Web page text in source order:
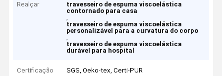
Realçar
travesseiro de espuma viscoelástica
contornado para casa
,
travesseiro de espuma viscoelástica
personalizável para a curvatura do corpo
,
travesseiro de espuma viscoelástica
durável para hospital
Certificação SGS, Oeko-tex, Certi-PUR